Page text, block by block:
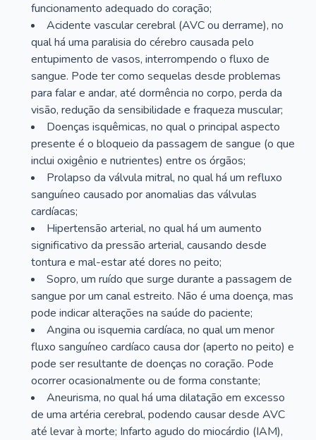
funcionamento adequado do coração;
Acidente vascular cerebral (AVC ou derrame), no
qual há uma paralisia do cérebro causada pelo
entupimento de vasos, interrompendo o fluxo de
sangue. Pode ter como sequelas desde problemas
para falar e andar, até dormência no corpo, perda da
visão, redução da sensibilidade e fraqueza muscular;
Doenças isquêmicas, no qual o principal aspecto
presente é o bloqueio da passagem de sangue (o que
inclui oxigênio e nutrientes) entre os órgãos;
Prolapso da válvula mitral, no qual há um refluxo
sanguíneo causado por anomalias das válvulas
cardíacas;
Hipertensão arterial, no qual há um aumento
significativo da pressão arterial, causando desde
tontura e mal-estar até dores no peito;
Sopro, um ruído que surge durante a passagem de
sangue por um canal estreito. Não é uma doença, mas
pode indicar alterações na saúde do paciente;
Angina ou isquemia cardíaca, no qual um menor
fluxo sanguíneo cardíaco causa dor (aperto no peito) e
pode ser resultante de doenças no coração. Pode
ocorrer ocasionalmente ou de forma constante;
Aneurisma, no qual há uma dilatação em excesso
de uma artéria cerebral, podendo causar desde AVC
até levar à morte; Infarto agudo do miocárdio (IAM),